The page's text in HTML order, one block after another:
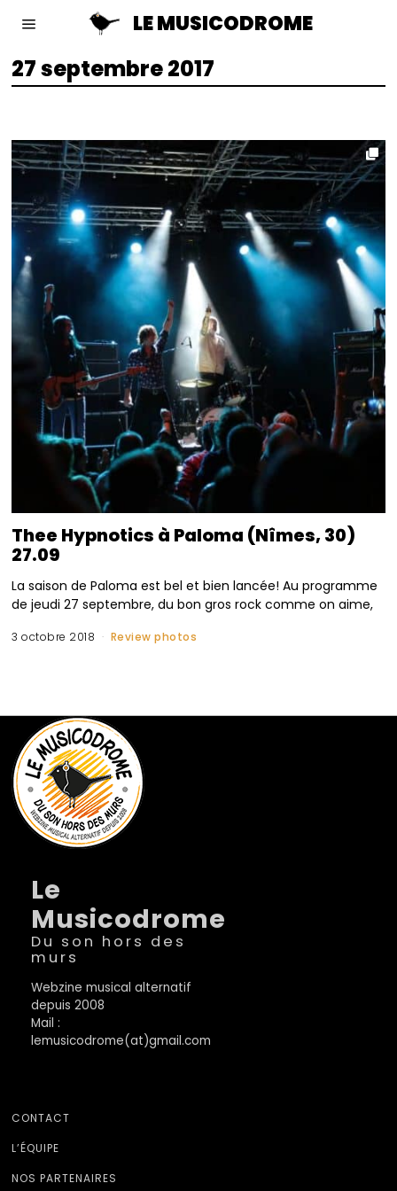
LE MUSICODROME
27 septembre 2017
Thee Hypnotics à Paloma (Nîmes, 30)
27.09
La saison de Paloma est bel et bien lancée! Au programme
de jeudi 27 septembre, du bon gros rock comme on aime,
3 octobre 2018 Review photos
Le
Musicodrome
Du son hors des
murs
Webzine musical alternatif
depuis 2008
Mail :
lemusicodrome(at)gmail.com
CONTACT
L’ÉQUIPE
NOS PARTENAIRES